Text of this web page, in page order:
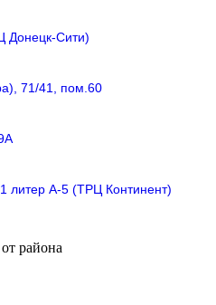
Донецк-Сити)
71/41, пом.60
литер А-5 (ТРЦ Континент)
района